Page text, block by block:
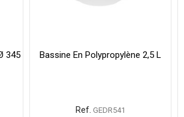
345
Bassine En Polypropylène 2,5 L
Ref. GEDR541